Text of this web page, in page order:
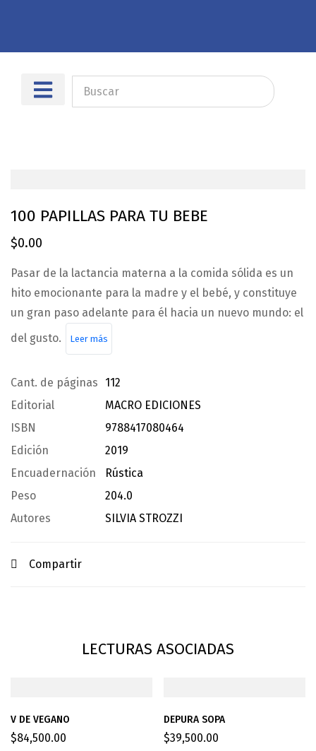
100 PAPILLAS PARA TU BEBE
$0.00
Pasar de la lactancia materna a la comida sólida es un
hito emocionante para la madre y el bebé, y constituye
un gran paso adelante para él hacia un nuevo mundo: el
del gusto.
Leer más
Cant. de páginas
112
Editorial
MACRO EDICIONES
ISBN
9788417080464
Edición
2019
Encuadernación
Rústica
Peso
204.0
Autores
SILVIA STROZZI
Compartir
LECTURAS ASOCIADAS
V DE VEGANO
$84,500.00
DEPURA SOPA
$39,500.00